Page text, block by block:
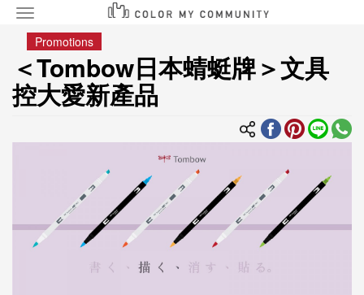
內
Toggle
navigation
＜Tombow日本蜻蜓牌＞文具
控大愛新產品
Promotions